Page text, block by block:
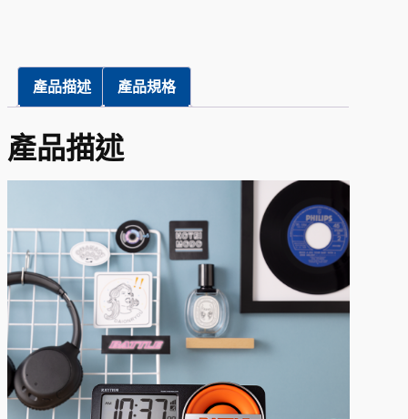
產品描述 產品規格
產品描述